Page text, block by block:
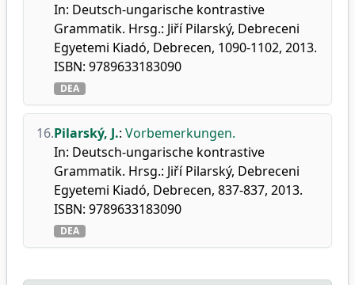
In: Deutsch-ungarische kontrastive
Grammatik. Hrsg.: Jiří Pilarský, Debreceni
Egyetemi Kiadó, Debrecen, 1090-1102, 2013.
ISBN: 9789633183090
DEA
16.Pilarský, J.: Vorbemerkungen.
In: Deutsch-ungarische kontrastive
Grammatik. Hrsg.: Jiří Pilarský, Debreceni
Egyetemi Kiadó, Debrecen, 837-837, 2013.
ISBN: 9789633183090
DEA